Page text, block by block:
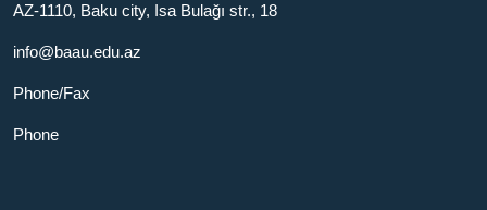
AZ-1110, Baku city, Isa Bulağı str., 18
info@baau.edu.az
Phone/Fax
Phone